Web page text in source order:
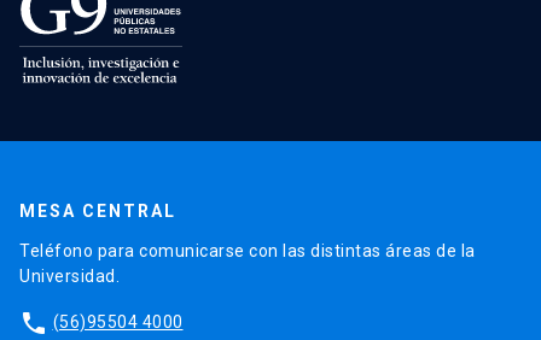
MESA CENTRAL
Teléfono para comunicarse con las distintas áreas de la
Universidad.
phone (56)95504 4000